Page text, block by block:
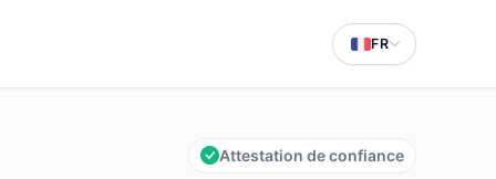
FR
Attestation de confiance